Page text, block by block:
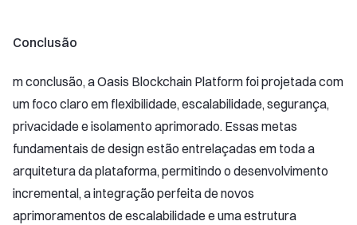
Conclusão
m conclusão, a Oasis Blockchain Platform foi projetada com
um foco claro em flexibilidade, escalabilidade, segurança,
privacidade e isolamento aprimorado. Essas metas
fundamentais de design estão entrelaçadas em toda a
arquitetura da plataforma, permitindo o desenvolvimento
incremental, a integração perfeita de novos
aprimoramentos de escalabilidade e uma estrutura